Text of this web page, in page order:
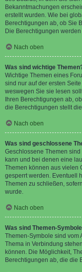
Bekanntmachungen
erstellt wurden. Wie bei
Berechtigungen ab, ob Sie
Die Berechtigungen
Nach oben
Was sind wichtige
Wichtige Themen eines
sind nur auf der ersten
weswegen Sie sie lesen
Ihren Berechtigungen ab,
die Berechtigungen stellt
Nach oben
Was sind geschlossene
Geschlossene Themen
kann und bei denen eine
Themen können aus vielen
gesperrt werden. Eventuell
Themen zu schließen,
wurde.
Nach oben
Was sind Themen-
Themen-Symbole sind vom
Thema in Verbindung
können. Die Möglichkeit,
Berechtigungen ab, die die